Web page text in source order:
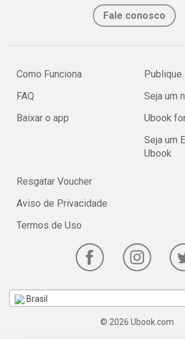
Fale conosco
Como Funciona
FAQ
Baixar o app
Seja um
Ubook
Seja um
Ubook
Resgatar Voucher
Aviso de Privacidade
Termos de Uso
Brasil
© 2026 Ubook.com